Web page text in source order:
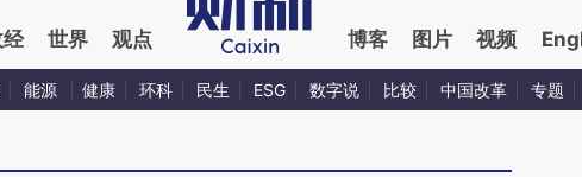
世界 观点 博客 图片 视频
能源 健康 环科 民生 ESG 数字说 比较 中国改革 专题